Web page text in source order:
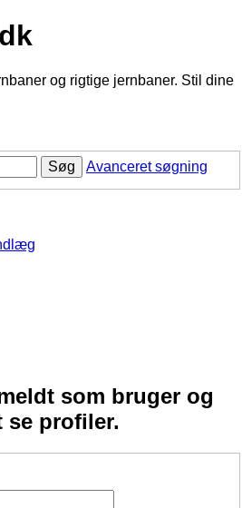
og rigtige jernbaner. Stil dine
Søg Avanceret søgning
som bruger og
se profiler.